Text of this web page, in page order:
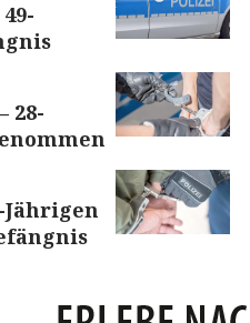
28-
Jährigen